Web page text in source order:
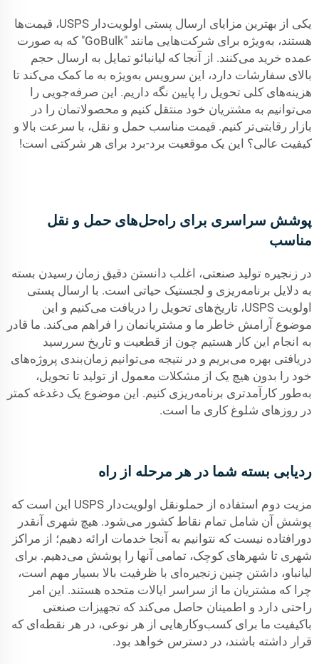
یکی از بهترین مزایای ارسال پستی اولویت‌دار USPS، قیمت‌ها
هستند، به‌ویژه برای شرکت‌هایی مانند "GoBulk" که به صورت
عمده خرید می‌کنند. از آنجا که لیانبائو تمایل به ارسال حجم
بالای سفارشات دارد، این سرویس به‌ویژه به ما کمک می‌کند تا
هزینه‌های کلی تحویل را پایین نگه داریم. این صرفه‌جویی را
می‌توانیم به مشتریان خود منتقل کنیم و محصولاتمان را در
بازار رقابتی‌تر کنیم. قیمت مناسب حمل و نقل، با سرعت بالا و
کیفیت عالی؟ این یک موقعیت برد-برد برای هر شرکتی است!
پوشش سراسری برای راه‌حل‌های حمل و نقل
مناسب
در زنجیره تولید صنعتی، اغلب دانستن دقیق زمان رسیدن بسته
به دلایل برنامه‌ریزی و لجستیک حیاتی است. با ارسال پستی
اولویت USPS، تاریخ‌های تحویل را دریافت می‌کنیم و این
موضوع آرامش خاطر ما و مشتریانمان را فراهم می‌کند. ما قادر
به انجام این کار هستیم چون از قطعیت و تاریخ سررسید
دریافتی بهره می‌بریم و در نتیجه می‌توانیم زمان‌بندی پروژه‌های
خود را بدون هیچ یک از مشکلات معمول از تولید تا تحویل،
به‌طور کارآمدتری برنامه‌ریزی کنیم. این موضوع یک دغدغه کمتر
در روزهای شلوغ کاری ما است.
ردیابی بسته شما در هر مرحله از راه
مزیت دوم استفاده از حملونقل اولویت‌دار USPS این است که
پوشش آن شامل تمام نقاط کشور می‌شود. هیچ شهری آنقدر
دورافتاده نیست که نتوانیم به آنجا خدمات ارائه دهیم؛ از مراکز
شهری تا شهرهای کوچک، تمامی آنها را پوشش می‌دهیم. برای
لیانباو، داشتن چنین زنجیره‌ای با ظرفیت بالا بسیار مهم است،
چرا که مشتریان ما از سراسر ایالات متحده هستند. این امر
راحتی دارد و اطمینان حاصل می‌کند که تجهیزات صنعتی
باکیفیت ما برای کسب‌وکارهایی از هر نوعی، در هر نقطه‌ای که
قرار داشته باشند، در دسترس خواهد بود.